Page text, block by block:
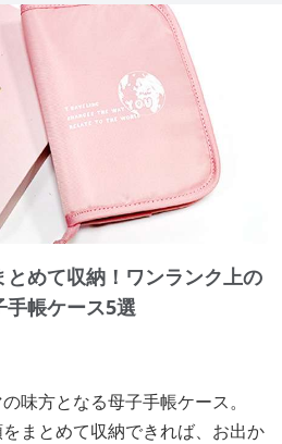
めて収納！ワンランク上の
手帳ケース5選
味方となる母子手帳ケース。
まとめて収納できれば、お出か